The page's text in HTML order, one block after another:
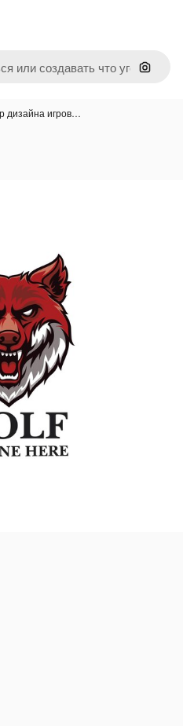
Поиск
дизайна игров…